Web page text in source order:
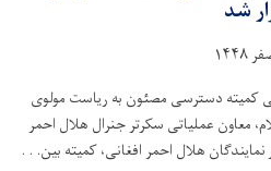
شد
دسترسی مصئون به ریاست مولوی
معاون عملیاتی سکرتر جنرال هلال احمر
نمایندگان هلال احمر افغانی، کمیته بین. . .